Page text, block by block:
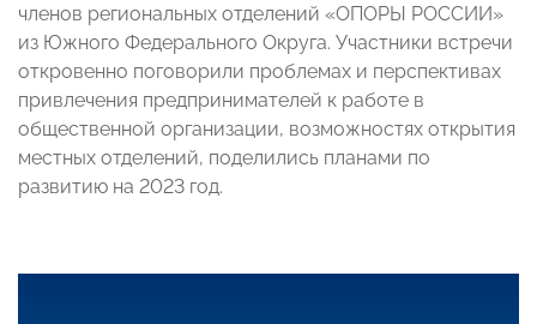
членов региональных отделений «ОПОРЫ РОССИИ»
из Южного Федерального Округа. Участники встречи
откровенно поговорили проблемах и перспективах
привлечения предпринимателей к работе в
общественной организации, возможностях открытия
местных отделений, поделились планами по
развитию на 2023 год.